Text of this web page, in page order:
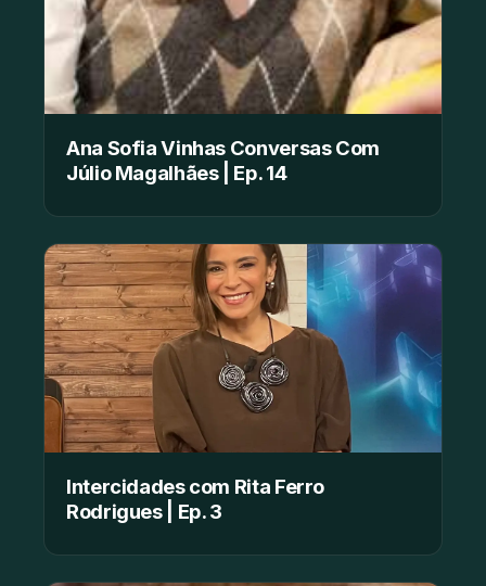
Ana Sofia Vinhas Conversas Com
Júlio Magalhães | Ep. 14
Intercidades com Rita Ferro
Rodrigues | Ep. 3